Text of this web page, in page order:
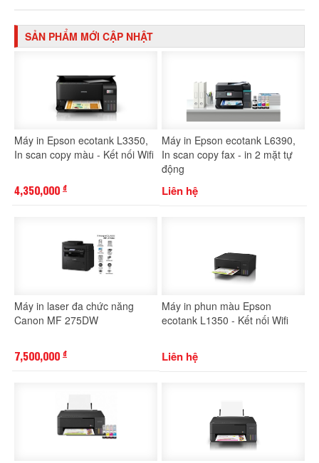
SẢN PHẨM MỚI CẬP NHẬT
Máy in Epson ecotank L3350,
In scan copy màu - Kết nối Wifi
4,350,000 đ
Máy in Epson ecotank L6390,
In scan copy fax - in 2 mặt tự
động
Liên hệ
Máy in laser đa chức năng
Canon MF 275DW
7,500,000 đ
Máy in phun màu Epson
ecotank L1350 - Kết nối Wifi
Liên hệ